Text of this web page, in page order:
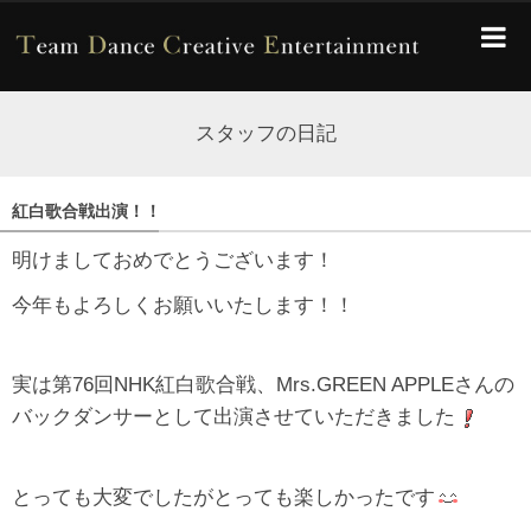
スタッフの日記
紅白歌合戦出演！！
明けましておめでとうございます！
今年もよろしくお願いいたします！！
実は第76回NHK紅白歌合戦、Mrs.GREEN APPLEさんの
バックダンサーとして出演させていただきました
とっても大変でしたがとっても楽しかったです